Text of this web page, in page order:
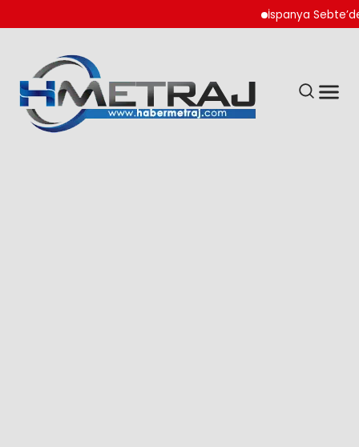
İspanya Sebte’de